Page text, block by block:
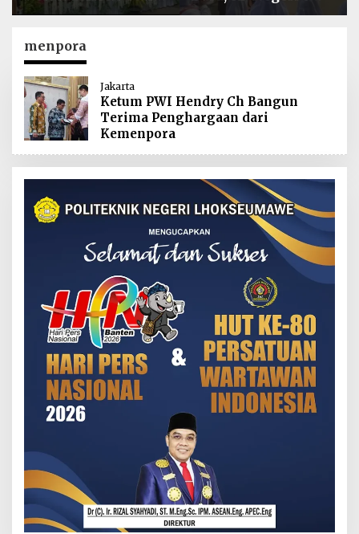
Gelar Penutupan
Ajaran 2026/2027
Simpang Keuramat
menpora
Jakarta
Ketum PWI Hendry Ch Bangun
Terima Penghargaan dari
Kemenpora